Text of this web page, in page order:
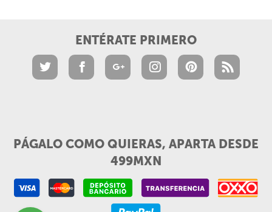
ENTÉRATE PRIMERO
PÁGALO COMO QUIERAS, APARTA DESDE
499MXN